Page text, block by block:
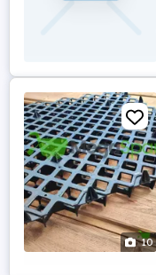
10